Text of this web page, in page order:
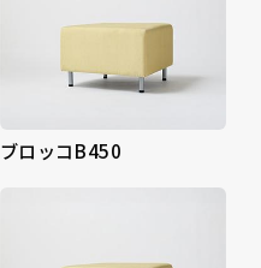
ブロッコB450